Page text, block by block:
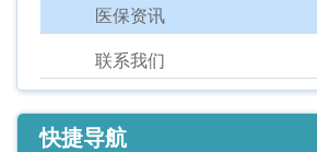
医保资讯
联系我们
快捷导航